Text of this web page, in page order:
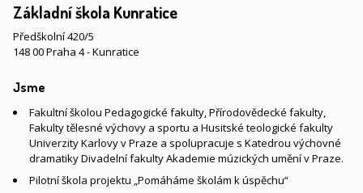
Základní škola Kunratice
Předškolní 420/5
148 00 Praha 4 - Kunratice
Jsme
Fakultní školou Pedagogické fakulty, Přírodovědecké fakulty,
Fakulty tělesné výchovy a sportu a Husitské teologické fakulty
Univerzity Karlovy v Praze a spolupracuje s Katedrou výchovné
dramatiky Divadelní fakulty Akademie múzických umění v Praze.
Pilotní škola projektu „Pomáháme školám k úspěchu“